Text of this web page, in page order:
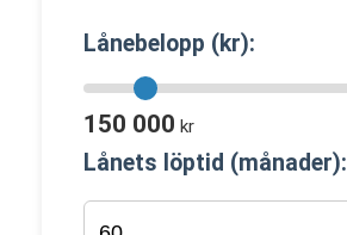
Lånebelopp (kr):
150 000 kr
Lånets löptid (månader):